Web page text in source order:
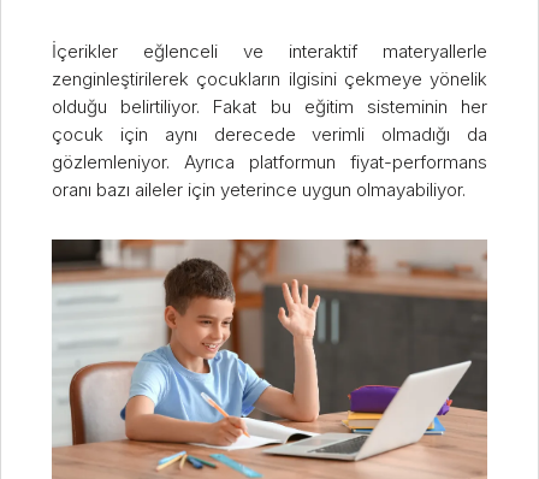
İçerikler eğlenceli ve interaktif materyallerle
zenginleştirilerek çocukların ilgisini çekmeye yönelik
olduğu belirtiliyor. Fakat bu eğitim sisteminin her
çocuk için aynı derecede verimli olmadığı da
gözlemleniyor. Ayrıca platformun fiyat-performans
oranı bazı aileler için yeterince uygun olmayabiliyor.